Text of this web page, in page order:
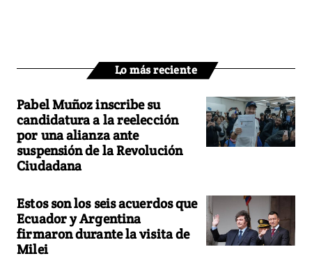
Lo más reciente
Pabel Muñoz inscribe su
candidatura a la reelección
por una alianza ante
suspensión de la Revolución
Ciudadana
Estos son los seis acuerdos que
Ecuador y Argentina
firmaron durante la visita de
Milei